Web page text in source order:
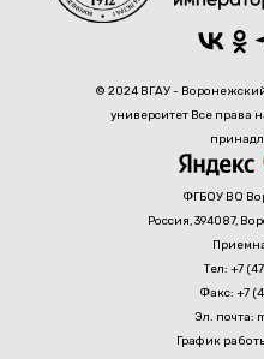
© 2024 ВГАУ -
университет Все права
ФГБОУ ВО
Россия, 394087,
Тел: +7
Факс: +7
Эл. почта:
График